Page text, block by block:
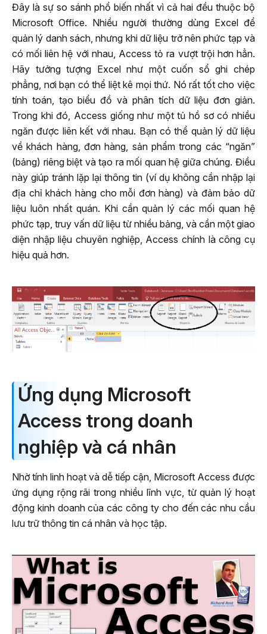
Đây là sự so sánh phổ biến nhất vì cả hai đều thuộc bộ
Microsoft Office. Nhiều người thường dùng Excel để
quản lý danh sách, nhưng khi dữ liệu trở nên phức tạp và
có mối liên hệ với nhau, Access tỏ ra vượt trội hơn hẳn.
Hãy tưởng tượng Excel như một cuốn sổ ghi chép
phẳng, nơi bạn có thể liệt kê mọi thứ. Nó rất tốt cho việc
tính toán, tạo biểu đồ và phân tích dữ liệu đơn giản.
Trong khi đó, Access giống như một tủ hồ sơ có nhiều
ngăn được liên kết với nhau. Bạn có thể quản lý dữ liệu
về khách hàng, đơn hàng, sản phẩm trong các “ngăn”
(bảng) riêng biệt và tạo ra mối quan hệ giữa chúng. Điều
này giúp tránh lặp lại thông tin (ví dụ không cần nhập lại
địa chỉ khách hàng cho mỗi đơn hàng) và đảm bảo dữ
liệu luôn nhất quán. Khi cần quản lý các mối quan hệ
phức tạp, truy vấn dữ liệu từ nhiều bảng, và cần một giao
diện nhập liệu chuyên nghiệp, Access chính là công cụ
hiệu quả hơn.
Ứng dụng Microsoft
Access trong doanh
nghiệp và cá nhân
Nhờ tính linh hoạt và dễ tiếp cận, Microsoft Access được
ứng dụng rộng rãi trong nhiều lĩnh vực, từ quản lý hoạt
động kinh doanh của các công ty cho đến các nhu cầu
lưu trữ thông tin cá nhân và học tập.